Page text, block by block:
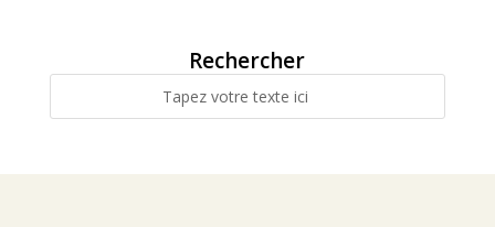
Rechercher